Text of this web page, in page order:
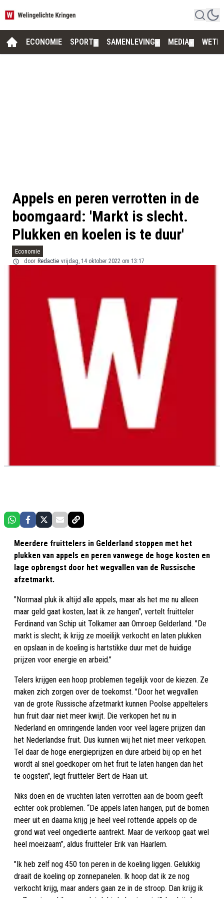
ECONOMIE SPORT SAMENLEVING MEDIA
Appels en peren verrotten in de
boomgaard: 'Markt is slecht.
Plukken en koelen is te duur'
Economie
door Redactie vrijdag, 14 oktober 2022 om 13:17
Meerdere fruittelers in Gelderland stoppen met het
plukken van appels en peren vanwege de hoge kosten en
lage opbrengst door het wegvallen van de Russische
afzetmarkt.
"Normaal pluk ik altijd alle appels, maar als het me nu alleen
maar geld gaat kosten, laat ik ze hangen", vertelt fruitteler
Ferdinand van Schip uit Tolkamer aan Omroep Gelderland. "De
markt is slecht; ik krijg ze moeilijk verkocht en laten plukken
en opslaan in de koeling is hartstikke duur met de huidige
prijzen voor energie en arbeid.”
Telers krijgen een hoop problemen tegelijk voor de kiezen. Ze
maken zich zorgen over de toekomst. "Door het wegvallen
van de grote Russische afzetmarkt kunnen Poolse appeltelers
hun fruit daar niet meer kwijt. Die verkopen het nu in
Nederland en omringende landen voor veel lagere prijzen dan
het Nederlandse fruit. Dus kunnen wij het niet meer verkopen.
Tel daar de hoge energieprijzen en dure arbeid bij op en het
wordt al snel goedkoper om het fruit te laten hangen dan het
te oogsten", legt fruitteler Bert de Haan uit.
Niks doen en de vruchten laten verrotten aan de boom geeft
echter ook problemen. “De appels laten hangen, put de bomen
meer uit en daarna krijg je heel veel rottende appels op de
grond wat veel ongedierte aantrekt. Maar de verkoop gaat wel
heel moeizaam”, aldus fruitteler Erik van Haarlem.
"Ik heb zelf nog 450 ton peren in de koeling liggen. Gelukkig
draait de koeling op zonnepanelen. Ik hoop dat ik ze nog
verkocht krijg, maar anders gaan ze in de stroop. Dan krijg ik